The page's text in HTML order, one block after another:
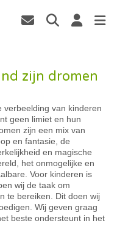
zijn dromen
verbeelding van kinderen
geen limiet en hun
zijn een mix van
en fantasie, de
en magische
het onmogelijke en
Voor kinderen is
wij de taak om
te bereiken. Dit doen wij
Wij geven graag
beste ondersteunt in het